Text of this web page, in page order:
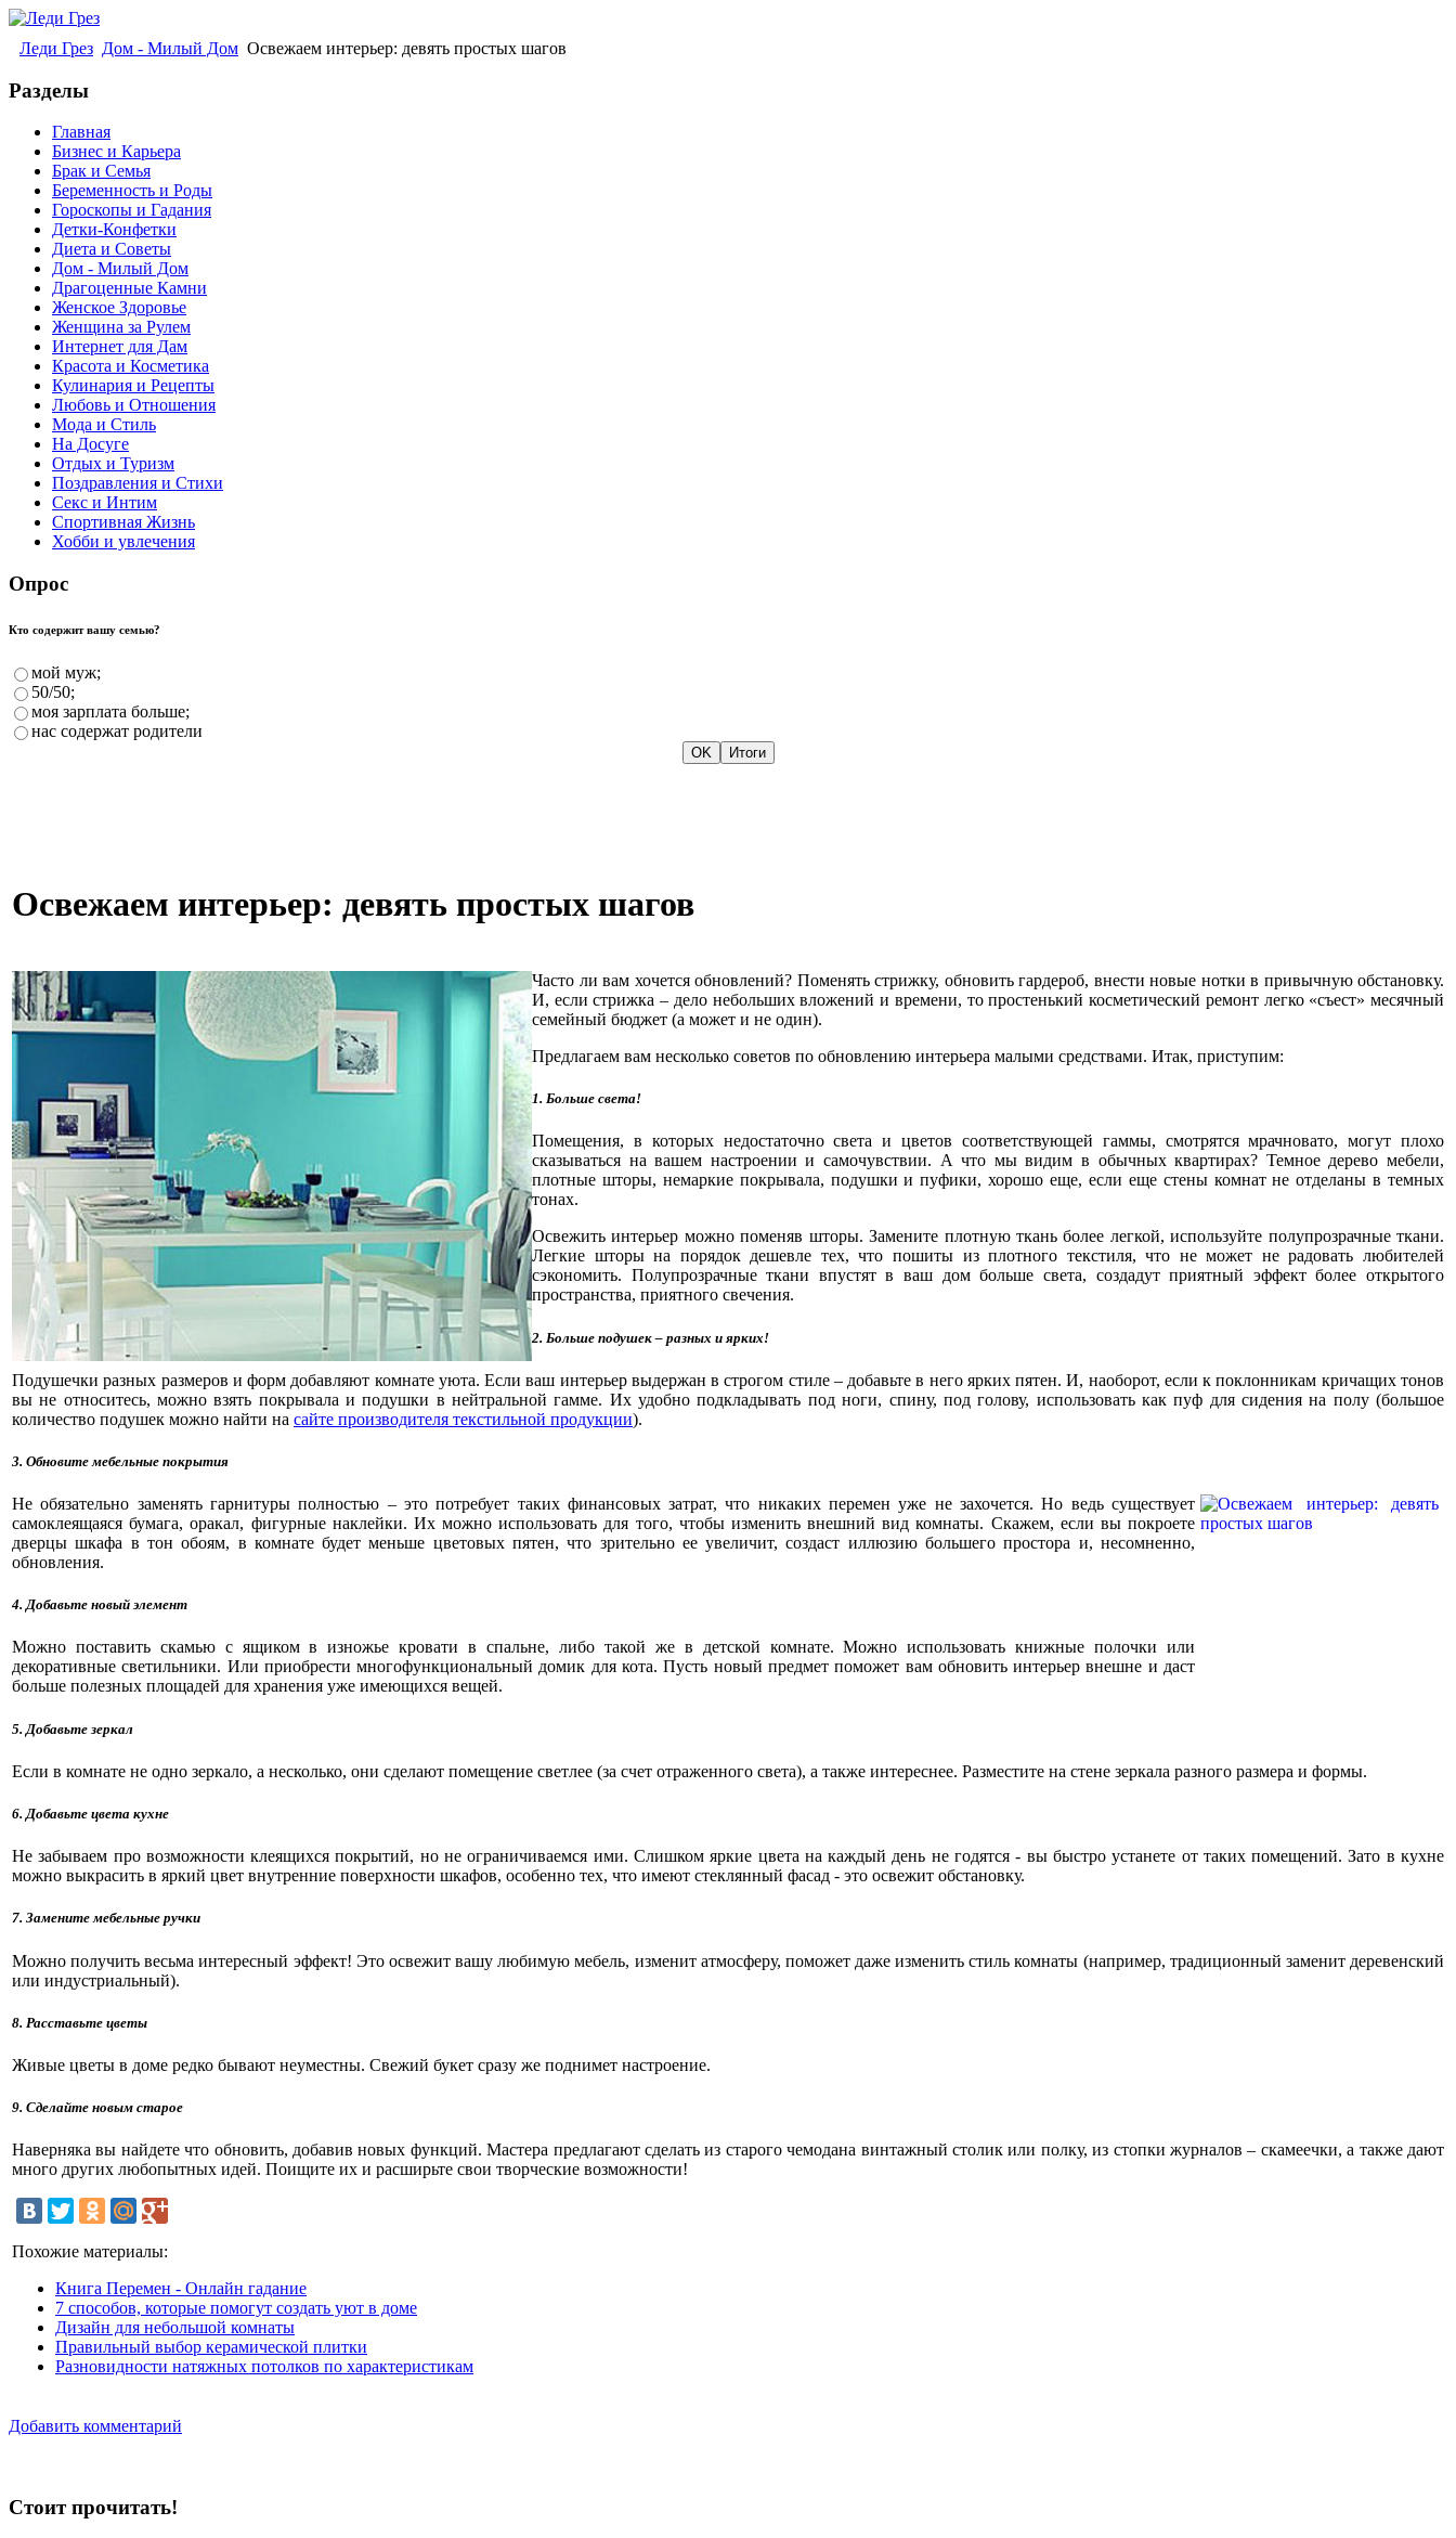
Леди Грез Дом - Милый Дом Освежаем интерьер: девять простых шагов
Разделы
Главная
Бизнес и Карьера
Брак и Семья
Беременность и Роды
Гороскопы и Гадания
Детки-Конфетки
Диета и Советы
Дом - Милый Дом
Драгоценные Камни
Женское Здоровье
Женщина за Рулем
Интернет для Дам
Красота и Косметика
Кулинария и Рецепты
Любовь и Отношения
Мода и Стиль
На Досуге
Отдых и Туризм
Поздравления и Стихи
Секс и Интим
Спортивная Жизнь
Хобби и увлечения
Опрос
Кто содержит вашу семью?
мой муж;
50/50;
моя зарплата больше;
нас содержат родители
Освежаем интерьер: девять простых шагов
Часто ли вам хочется обновлений? Поменять стрижку, обновить гардероб, внести новые нотки в привычную обстановку.
И, если стрижка – дело небольших вложений и времени, то простенький косметический ремонт легко «съест» месячный
семейный бюджет (а может и не один).
Предлагаем вам несколько советов по обновлению интерьера малыми средствами. Итак, приступим:
1. Больше света!
Помещения, в которых недостаточно света и цветов соответствующей гаммы, смотрятся мрачновато, могут плохо
сказываться на вашем настроении и самочувствии. А что мы видим в обычных квартирах? Темное дерево мебели,
плотные шторы, немаркие покрывала, подушки и пуфики, хорошо еще, если еще стены комнат не отделаны в темных
тонах.
Освежить интерьер можно поменяв шторы. Замените плотную ткань более легкой, используйте полупрозрачные ткани.
Легкие шторы на порядок дешевле тех, что пошиты из плотного текстиля, что не может не радовать любителей
сэкономить. Полупрозрачные ткани впустят в ваш дом больше света, создадут приятный эффект более открытого
пространства, приятного свечения.
2. Больше подушек – разных и ярких!
Подушечки разных размеров и форм добавляют комнате уюта. Если ваш интерьер выдержан в строгом стиле – добавьте в него ярких пятен. И, наоборот, если к поклонникам кричащих тонов
вы не относитесь, можно взять покрывала и подушки в нейтральной гамме. Их удобно подкладывать под ноги, спину, под голову, использовать как пуф для сидения на полу (большое
количество подушек можно найти на сайте производителя текстильной продукции).
3. Обновите мебельные покрытия
Не обязательно заменять гарнитуры полностью – это потребует таких финансовых затрат, что никаких перемен уже не захочется. Но ведь существует
самоклеящаяся бумага, оракал, фигурные наклейки. Их можно использовать для того, чтобы изменить внешний вид комнаты. Скажем, если вы покроете
дверцы шкафа в тон обоям, в комнате будет меньше цветовых пятен, что зрительно ее увеличит, создаст иллюзию большего простора и, несомненно,
обновления.
4. Добавьте новый элемент
Можно поставить скамью с ящиком в изножье кровати в спальне, либо такой же в детской комнате. Можно использовать книжные полочки или
декоративные светильники. Или приобрести многофункциональный домик для кота. Пусть новый предмет поможет вам обновить интерьер внешне и даст
больше полезных площадей для хранения уже имеющихся вещей.
5. Добавьте зеркал
Если в комнате не одно зеркало, а несколько, они сделают помещение светлее (за счет отраженного света), а также интереснее. Разместите на стене зеркала разного размера и формы.
6. Добавьте цвета кухне
Не забываем про возможности клеящихся покрытий, но не ограничиваемся ими. Слишком яркие цвета на каждый день не годятся - вы быстро устанете от таких помещений. Зато в кухне
можно выкрасить в яркий цвет внутренние поверхности шкафов, особенно тех, что имеют стеклянный фасад - это освежит обстановку.
7. Замените мебельные ручки
Можно получить весьма интересный эффект! Это освежит вашу любимую мебель, изменит атмосферу, поможет даже изменить стиль комнаты (например, традиционный заменит деревенский
или индустриальный).
8. Расставьте цветы
Живые цветы в доме редко бывают неуместны. Свежий букет сразу же поднимет настроение.
9. Сделайте новым старое
Наверняка вы найдете что обновить, добавив новых функций. Мастера предлагают сделать из старого чемодана винтажный столик или полку, из стопки журналов – скамеечки, а также дают
много других любопытных идей. Поищите их и расширьте свои творческие возможности!
Похожие материалы:
Книга Перемен - Онлайн гадание
7 способов, которые помогут создать уют в доме
Дизайн для небольшой комнаты
Правильный выбор керамической плитки
Разновидности натяжных потолков по характеристикам
Добавить комментарий
Стоит прочитать!